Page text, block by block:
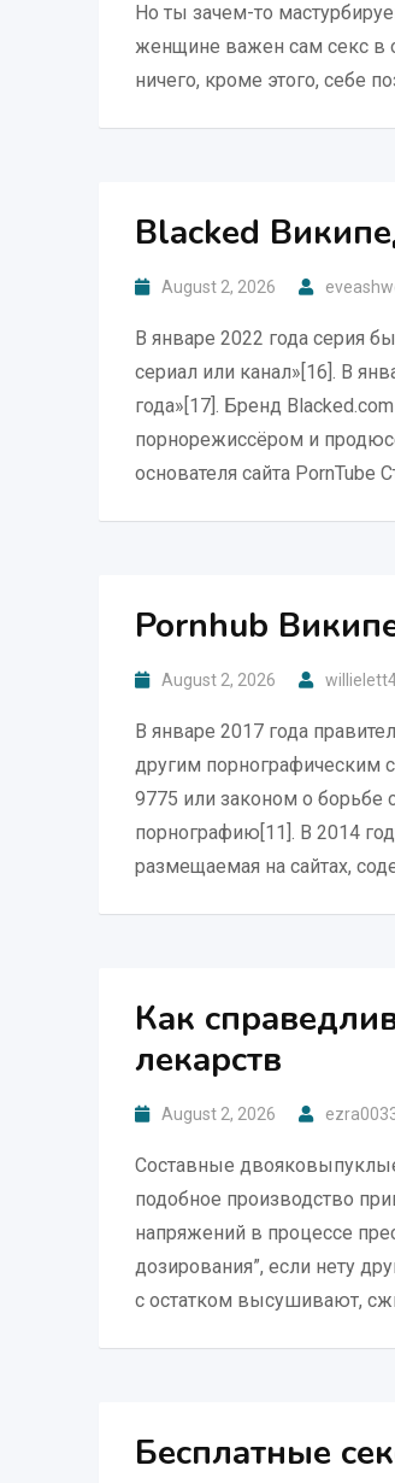
Но ты зачем-то
женщине важен сам секс в
ничего, кроме этого, себе
Blacked
August 2, 2026
В январе 2022 года серия
сериал или канал»[16]. В
года»[17]. Бренд
порнорежиссёром и
основателя сайта PornTube
Pornhub
August 2, 2026
В январе 2017 года
другим порнографическим
9775 или законом о борьбе
порнографию[11]. В 2014
размещаемая на сайтах,
Как
лекарств
August 2, 2026
Составные
подобное производство
напряжений в процессе
дозирования”, если нету
с остатком высушивают,
Бесплатные